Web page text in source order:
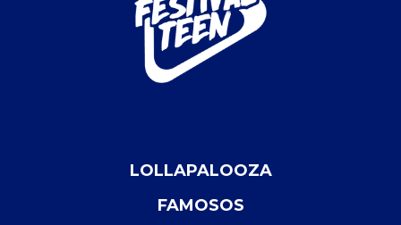
LOLLAPALOOZA
FAMOSOS